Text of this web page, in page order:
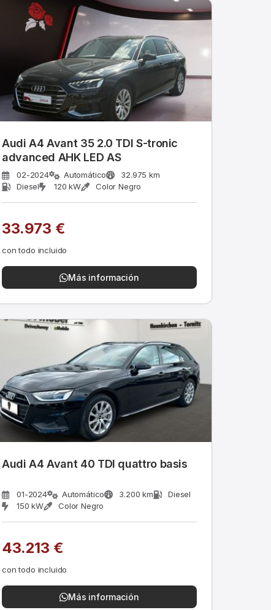
Audi A4 Avant 35 2.0 TDI S-tronic
advanced AHK LED AS
02-2024 Automático
32.975 km
Diesel
120 kW Color Negro
33.973 €
con todo incluido
Más información
Audi A4 Avant 40 TDI quattro basis
01-2024 Automático 3.200 km
Diesel
150 kW
Color Negro
43.213 €
con todo incluido
Más información